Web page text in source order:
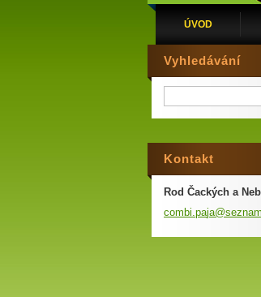
ÚVOD
Vyhledávání
Kontakt
Rod Čackých a
combi.paja@sezna